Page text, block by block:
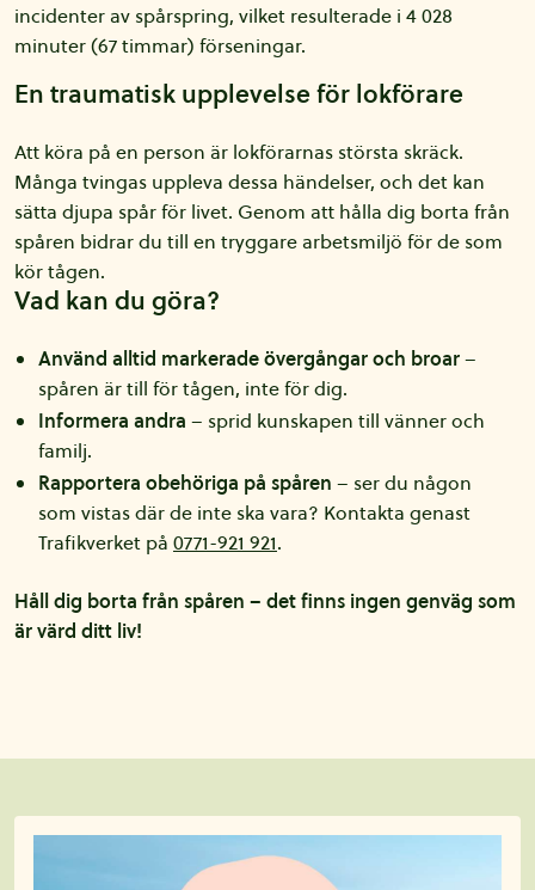
incidenter av spårspring, vilket resulterade i 4 028
minuter (67 timmar) förseningar.
En traumatisk upplevelse för lokförare
Att köra på en person är lokförarnas största skräck.
Många tvingas uppleva dessa händelser, och det kan
sätta djupa spår för livet. Genom att hålla dig borta från
spåren bidrar du till en tryggare arbetsmiljö för de som
kör tågen.
Vad kan du göra?
Använd alltid markerade övergångar och broar–
spåren är till för tågen, inte för dig.
Informera andra – sprid kunskapen till vänner och
familj.
Rapportera obehöriga på spåren – ser du någon
som vistas där de inte ska vara? Kontakta genast
Trafikverket på 0771-921 921.
Håll dig borta från spåren – det finns ingen genväg som
är värd ditt liv!
Aktuellt